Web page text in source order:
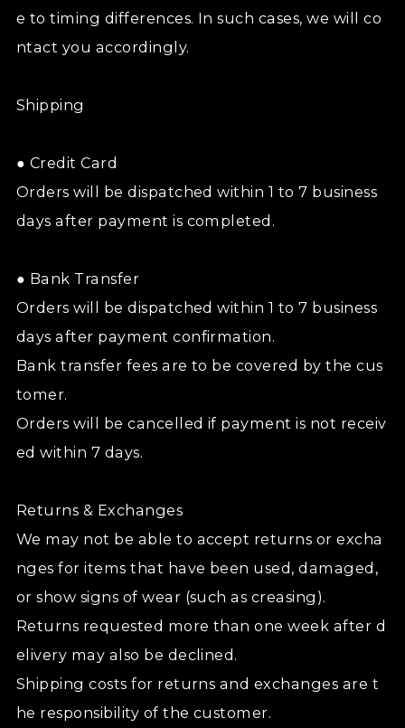
e to timing differences. In such cases, we will co
ntact you accordingly.
Shipping
● Credit Card
Orders will be dispatched within 1 to 7 business
days after payment is completed.
● Bank Transfer
Orders will be dispatched within 1 to 7 business
days after payment confirmation.
Bank transfer fees are to be covered by the cus
tomer.
Orders will be cancelled if payment is not receiv
ed within 7 days.
Returns & Exchanges
We may not be able to accept returns or excha
nges for items that have been used, damaged,
or show signs of wear (such as creasing).
Returns requested more than one week after d
elivery may also be declined.
Shipping costs for returns and exchanges are t
he responsibility of the customer.